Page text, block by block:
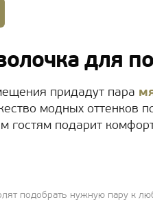
для
придадут пара
модных оттенков
подарит
подобрать нужную пару к